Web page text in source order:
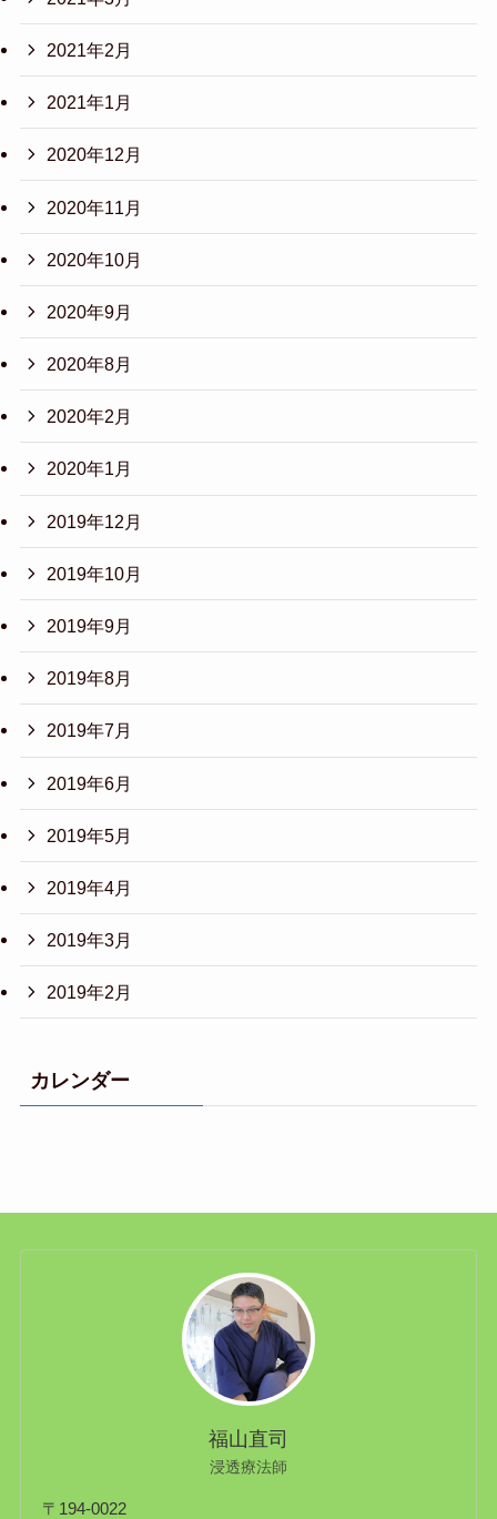
2021年2月
2021年1月
2020年12月
2020年11月
2020年10月
2020年9月
2020年8月
2020年2月
2020年1月
2019年12月
2019年10月
2019年9月
2019年8月
2019年7月
2019年6月
2019年5月
2019年4月
2019年3月
2019年2月
カレンダー
福山直司
浸透療法師
〒194-0022